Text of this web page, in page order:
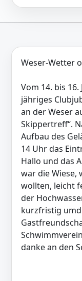
Weser-Wetter
Vom 14. bis
jähriges
an der Weser
Skippertreff“.
Aufbau des
14 Uhr das
Hallo und das
war die Wiese,
wollten, leicht
der
kurzfristig
danke an den